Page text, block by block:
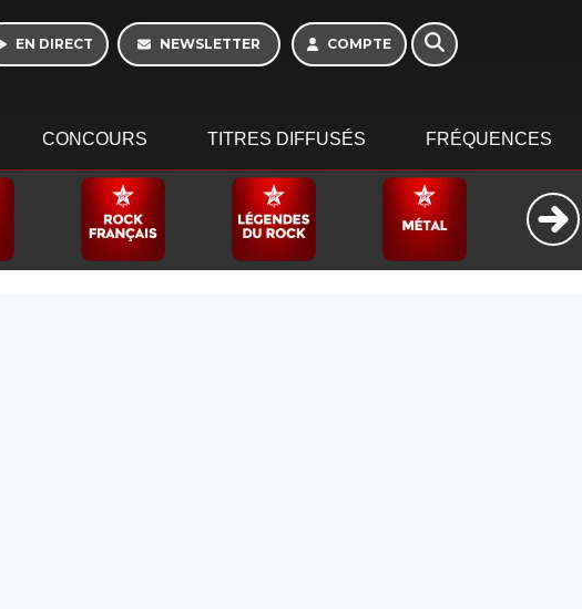
EN DIRECT NEWSLETTER COMPTE
CONCOURS TITRES DIFFUSÉS FRÉQUENCES
10h - 13h